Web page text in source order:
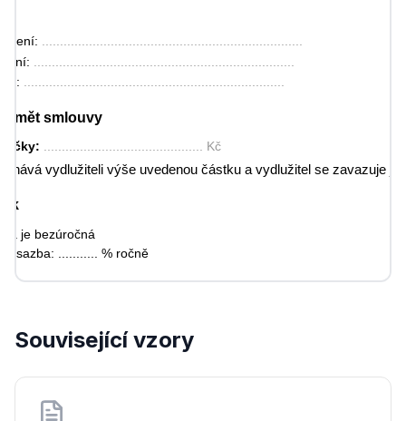
........................................................................
smlouvy
............................................ Kč
vydlužiteli výše uvedenou částku a vydlužitel se zavazuje ji
je bezúročná
sazba: ........... % ročně
splátkách po ........... Kč
ustanovení
Související vzory